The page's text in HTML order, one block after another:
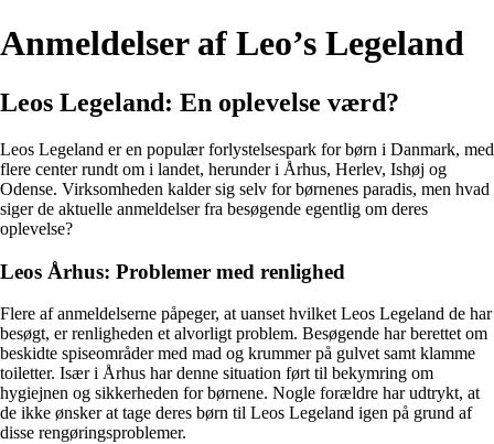
Anmeldelser af Leo’s Legeland
Leos Legeland: En oplevelse værd?
Leos Legeland er en populær forlystelsespark for børn i Danmark, med
flere center rundt om i landet, herunder i Århus, Herlev, Ishøj og
Odense. Virksomheden kalder sig selv for børnenes paradis, men hvad
siger de aktuelle anmeldelser fra besøgende egentlig om deres
oplevelse?
Leos Århus: Problemer med renlighed
Flere af anmeldelserne påpeger, at uanset hvilket Leos Legeland de har
besøgt, er renligheden et alvorligt problem. Besøgende har berettet om
beskidte spiseområder med mad og krummer på gulvet samt klamme
toiletter. Især i Århus har denne situation ført til bekymring om
hygiejnen og sikkerheden for børnene. Nogle forældre har udtrykt, at
de ikke ønsker at tage deres børn til Leos Legeland igen på grund af
disse rengøringsproblemer.